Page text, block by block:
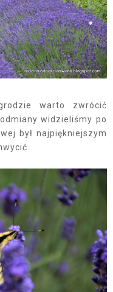
warto zwrócić
widzieliśmy po
był najpiękniejszym